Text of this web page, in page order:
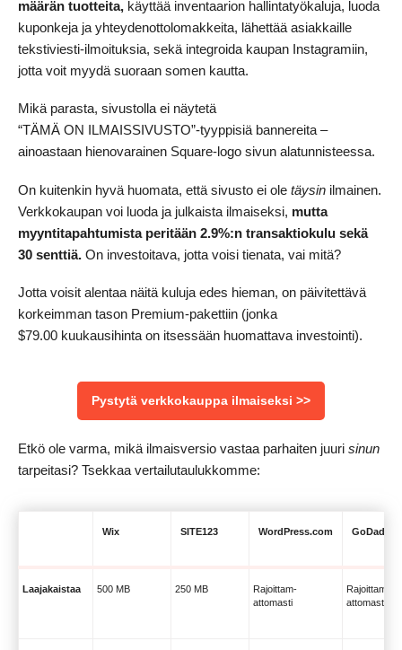
määrän tuotteita, käyttää inventaarion hallintatyökaluja, luoda
kuponkeja ja yhteydenottolomakkeita, lähettää asiakkaille
tekstiviesti-ilmoituksia, sekä integroida kaupan Instagramiin,
jotta voit myydä suoraan somen kautta.
Mikä parasta, sivustolla ei näytetä
“TÄMÄ ON ILMAISSIVUSTO”-tyyppisiä bannereita –
ainoastaan hienovarainen Square-logo sivun alatunnisteessa.
On kuitenkin hyvä huomata, että sivusto ei ole täysin ilmainen.
Verkkokaupan voi luoda ja julkaista ilmaiseksi, mutta
myyntitapahtumista peritään 2.9%:n transaktiokulu sekä
30 senttiä. On investoitava, jotta voisi tienata, vai mitä?
Jotta voisit alentaa näitä kuluja edes hieman, on päivitettävä
korkeimman tason Premium-pakettiin (jonka
$79.00 kuukausihinta on itsessään huomattava investointi).
Pystytä verkkokauppa ilmaiseksi >>
Etkö ole varma, mikä ilmaisversio vastaa parhaiten juuri sinun
tarpeitasi? Tsekkaa vertailutaulukkomme:
Wix SITE123 WordPress.com GoDaddy
Laajakaistaa 500 MB 250 MB
Rajoittam-
attomasti
Rajoittam-
attomasti